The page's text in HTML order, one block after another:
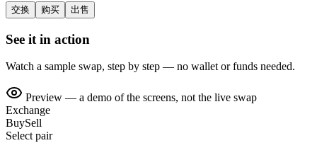
交换 购买 出售
See it in action
Watch a sample swap, step by step — no wallet or funds needed.
Preview — a demo of the screens, not the live swap
Exchange
BuySell
Select pair